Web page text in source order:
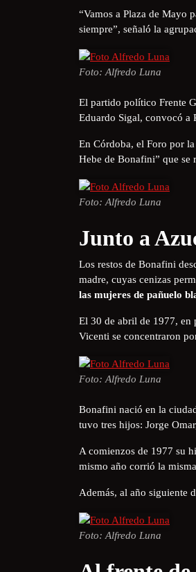
“Vamos a Plaza de Mayo
siempre”, señaló la
Foto: Alfredo Luna
El partido político Frente
Eduardo Sigal, convocó a
En Córdoba, el Foro por
Hebe de Bonafini” que se
Foto: Alfredo Luna
Junto a
Los restos de Bonafini
madre, cuyas cenizas
las mujeres de pañuelo
El 30 de abril de 1977, en
Vicenti se concentraron
Foto: Alfredo Luna
Bonafini nació en la
tuvo tres hijos: Jorge
A comienzos de 1977 su
mismo año corrió la
Además, al año siguiente
Foto: Alfredo Luna